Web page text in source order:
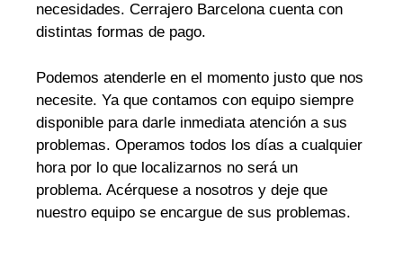
necesidades. Cerrajero Barcelona cuenta con
distintas formas de pago.
Podemos atenderle en el momento justo que nos
necesite. Ya que contamos con equipo siempre
disponible para darle inmediata atención a sus
problemas. Operamos todos los días a cualquier
hora por lo que localizarnos no será un
problema. Acérquese a nosotros y deje que
nuestro equipo se encargue de sus problemas.